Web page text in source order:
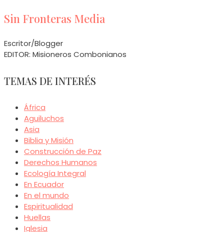
Sin Fronteras Media
Escritor/Blogger
EDITOR: Misioneros Combonianos
TEMAS DE INTERÉS
África
Aguiluchos
Asia
Biblia y Misión
Construcción de Paz
Derechos Humanos
Ecología Integral
En Ecuador
En el mundo
Espiritualidad
Huellas
Iglesia